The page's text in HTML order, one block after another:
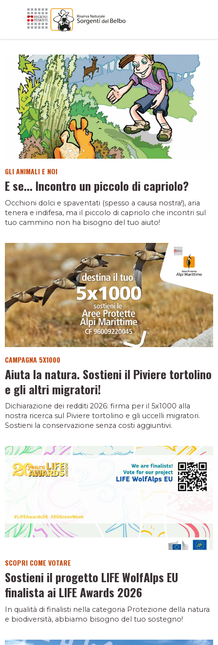
GLI ANIMALI E NOI
E se... Incontro un piccolo di capriolo?
Occhioni dolci e spaventati (spesso a causa nostra!), aria
tenera e indifesa, ma il piccolo di capriolo che incontri sul
tuo cammino non ha bisogno del tuo aiuto!
CAMPAGNA 5X1000
Aiuta la natura. Sostieni il Piviere tortolino
e gli altri migratori!
Dichiarazione dei redditi 2026: firma per il 5x1000 alla
nostra ricerca sul Piviere tortolino e gli uccelli migratori.
Sostieni la conservazione senza costi aggiuntivi.
SCOPRI COME VOTARE
Sostieni il progetto LIFE WolfAlps EU
finalista ai LIFE Awards 2026
In qualità di finalisti nella categoria Protezione della natura
e biodiversità, abbiamo bisogno del tuo sostegno!